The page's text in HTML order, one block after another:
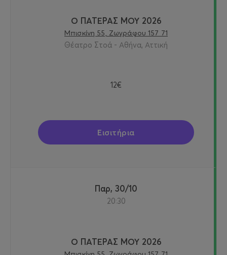
Ο ΠΑΤΕΡΑΣ ΜΟΥ 2026
Μπισκίνη 55, Ζωγράφου 157 71
Θέατρο Στοά - Αθήνα, Αττική
12€
Εισιτήρια
Παρ, 30/10
20:30
Ο ΠΑΤΕΡΑΣ ΜΟΥ 2026